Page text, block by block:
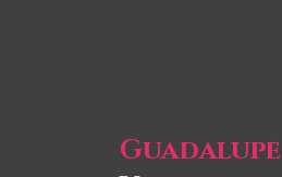
Guadalupe